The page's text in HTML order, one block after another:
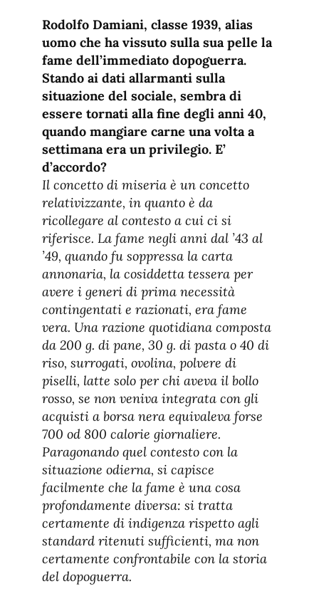
fuente
de
fuente.
Rodolfo Damiani, classe 1939, alias
uomo che ha vissuto sulla sua pelle la
fame dell’immediato dopoguerra.
Stando ai dati allarmanti sulla
situazione del sociale, sembra di
essere tornati alla fine degli anni 40,
quando mangiare carne una volta a
settimana era un privilegio. E’
d’accordo?
Il concetto di miseria è un concetto
relativizzante, in quanto è da
ricollegare al contesto a cui ci si
riferisce. La fame negli anni dal ’43 al
’49, quando fu soppressa la carta
annonaria, la cosiddetta tessera per
avere i generi di prima necessità
contingentati e razionati, era fame
vera. Una razione quotidiana composta
da 200 g. di pane, 30 g. di pasta o 40 di
riso, surrogati, ovolina, polvere di
piselli, latte solo per chi aveva il bollo
rosso, se non veniva integrata con gli
acquisti a borsa nera equivaleva forse
700 od 800 calorie giornaliere.
Paragonando quel contesto con la
situazione odierna, si capisce
facilmente che la fame è una cosa
profondamente diversa: si tratta
certamente di indigenza rispetto agli
standard ritenuti sufficienti, ma non
certamente confrontabile con la storia
del dopoguerra.